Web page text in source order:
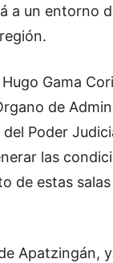
a un entorno
Gama
de
Poder
las
de estas
Apatzingán,